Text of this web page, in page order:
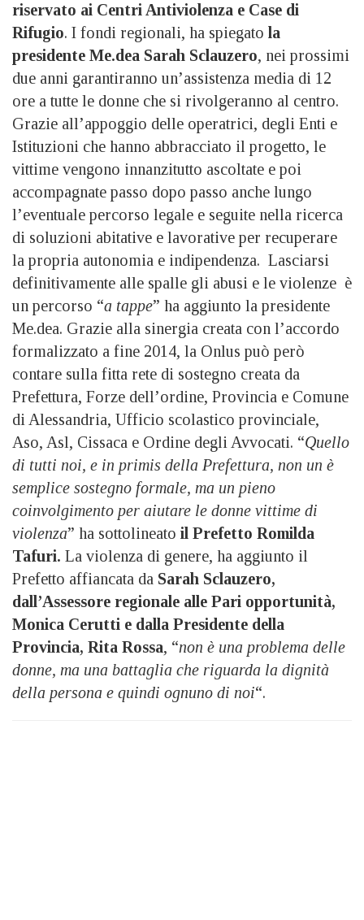
riservato ai Centri Antiviolenza e Case di
Rifugio. I fondi regionali, ha spiegato la
presidente Me.dea Sarah Sclauzero, nei prossimi
due anni garantiranno un’assistenza media di 12
ore a tutte le donne che si rivolgeranno al centro.
Grazie all’appoggio delle operatrici, degli Enti e
Istituzioni che hanno abbracciato il progetto, le
vittime vengono innanzitutto ascoltate e poi
accompagnate passo dopo passo anche lungo
l’eventuale percorso legale e seguite nella ricerca
di soluzioni abitative e lavorative per recuperare
la propria autonomia e indipendenza. Lasciarsi
definitivamente alle spalle gli abusi e le violenze è
un percorso “a tappe” ha aggiunto la presidente
Me.dea. Grazie alla sinergia creata con l’accordo
formalizzato a fine 2014, la Onlus può però
contare sulla fitta rete di sostegno creata da
Prefettura, Forze dell’ordine, Provincia e Comune
di Alessandria, Ufficio scolastico provinciale,
Aso, Asl, Cissaca e Ordine degli Avvocati. “Quello
di tutti noi, e in primis della Prefettura, non un è
semplice sostegno formale, ma un pieno
coinvolgimento per aiutare le donne vittime di
violenza” ha sottolineato il Prefetto Romilda
Tafuri. La violenza di genere, ha aggiunto il
Prefetto affiancata da Sarah Sclauzero,
dall’Assessore regionale alle Pari opportunità,
Monica Cerutti e dalla Presidente della
Provincia, Rita Rossa, “non è una problema delle
donne, ma una battaglia che riguarda la dignità
della persona e quindi ognuno di noi“.